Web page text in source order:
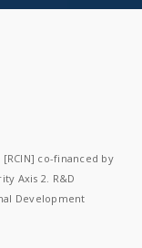
co-financed by
Axis 2. R&D
Development